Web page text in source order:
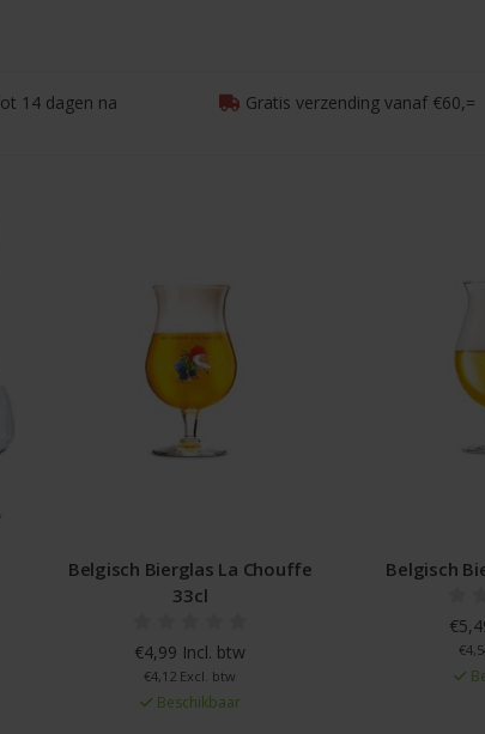
14 dagen na
Gratis verzending vanaf €60,=
Belgisch Bierglas La Chouffe
33cl
€4,99 Incl. btw
€4,12 Excl. btw
Beschikbaar
Belgisch